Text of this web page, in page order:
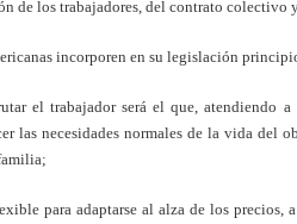
de los trabajadores, del contrato colectivo
incorporen en su legislación
el trabajador será el que, atendiendo a
las necesidades normales de la vida del
para adaptarse al alza de los precios,